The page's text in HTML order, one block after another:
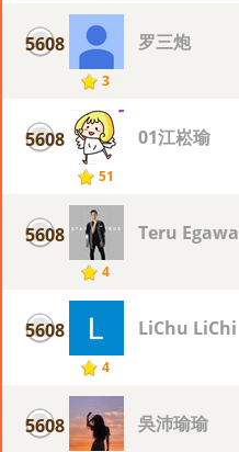
5608
3
罗三炮
5608
51
01江崧瑜
5608
4
Teru Egawa
5608
4
LiChu LiChi
5608 吳沛瑜瑜